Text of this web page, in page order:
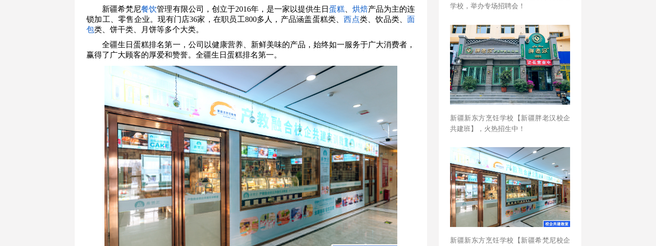
新疆希梵尼餐饮管理有限公司，创立于2016年，是一家以提供生日蛋糕 、烘焙产品为主的连
锁加工、零售企业。现有门店36家，在职员工800多人，产品涵盖蛋糕类、西点类、饮品类、面
包类、饼干类、月饼等多个大类。
全疆生日蛋糕排名第一，公司以健康营养、新鲜美味的产品，始终如一服务于广大消费者，
赢得了广大顾客的厚爱和赞誉。全疆生日蛋糕排名第一。
学校，举办专场招聘会！
新疆新东方烹饪学校【新疆胖老汉校企
共建班】，火热招生中！
新疆新东方烹饪学校【新疆希梵尼校企